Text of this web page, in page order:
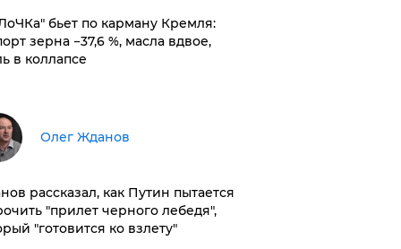
бьет по карману Кремля:
зерна −37,6 %, масла вдвое,
в коллапсе
Олег Жданов
рассказал, как Путин пытается
"прилет черного лебедя",
"готовится ко взлету"